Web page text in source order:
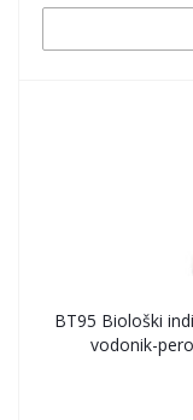
BT95 Biološki
vodonik-